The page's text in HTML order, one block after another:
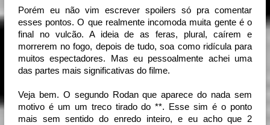
Porém eu não vim escrever spoilers só pra comentar
esses pontos. O que realmente incomoda muita gente é o
final no vulcão. A ideia de as feras, plural, caírem e
morrerem no fogo, depois de tudo, soa como ridícula para
muitos espectadores. Mas eu pessoalmente achei uma
das partes mais significativas do filme.
Veja bem. O segundo Rodan que aparece do nada sem
motivo é um um treco tirado do **. Esse sim é o ponto
mais sem sentido do enredo inteiro, e eu acho que 2